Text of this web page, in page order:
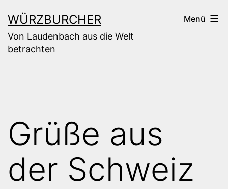
Inhalt
springen
WÜRZBURCHER
Von Laudenbach aus die Welt
betrachten
Menü
Grüße aus
der Schweiz